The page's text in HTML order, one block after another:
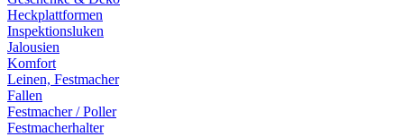
Heckplattformen
Inspektionsluken
Jalousien
Komfort
Leinen, Festmacher
Fallen
Festmacher / Poller
Festmacherhalter